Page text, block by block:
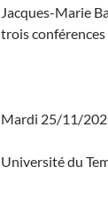
Jacques-Marie
trois conférences
Mardi 25/11/
Université du